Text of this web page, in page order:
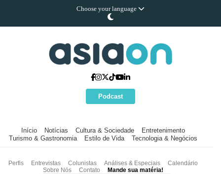
Choose your language
Podcast
Início Notícias Cultura & Sociedade
Entretenimento
Turismo & Gastronomia
Estilo de Vida Tecnologia & Negócios
Perfis Entrevistas Colunistas Análises & Especiais
Calendário
Sobre Nós
Contato Mande sua matéria!